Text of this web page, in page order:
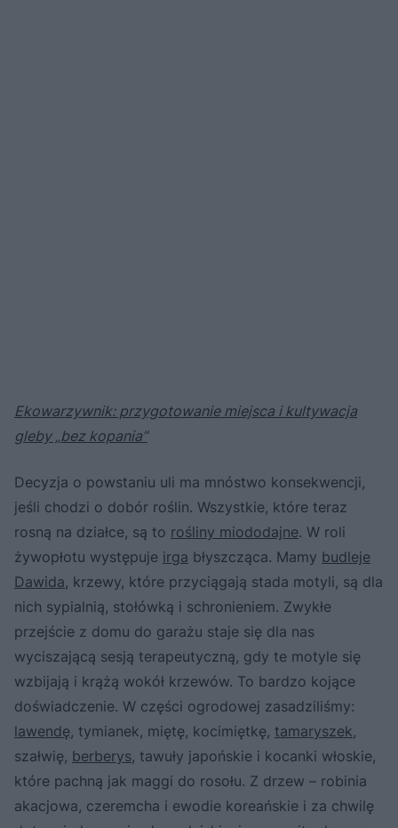
Ekowarzywnik: przygotowanie miejsca i kultywacja
gleby „bez kopania”
Decyzja o powstaniu uli ma mnóstwo konsekwencji,
jeśli chodzi o dobór roślin. Wszystkie, które teraz
rosną na działce, są to rośliny miododajne. W roli
żywopłotu występuje irga błyszcząca. Mamy budleje
Dawida, krzewy, które przyciągają stada motyli, są dla
nich sypialnią, stołówką i schronieniem. Zwykłe
przejście z domu do garażu staje się dla nas
wyciszającą sesją terapeutyczną, gdy te motyle się
wzbijają i krążą wokół krzewów. To bardzo kojące
doświadczenie. W części ogrodowej zasadziliśmy:
lawendę, tymianek, miętę, kocimiętkę, tamaryszek,
szałwię, berberys, tawuły japońskie i kocanki włoskie,
które pachną jak maggi do rosołu. Z drzew – robinia
akacjowa, czeremcha i ewodie koreańskie i za chwilę